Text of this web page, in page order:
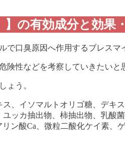
の有効成分と効果
で口臭原因へ作用するブレスマ
性などを考察していきたいと
ょう。
ス、イソマルトオリゴ糖、デ
ッカ抽出物、柿抽出物、乳
ン酸Ca、微粒二酸化ケイ素